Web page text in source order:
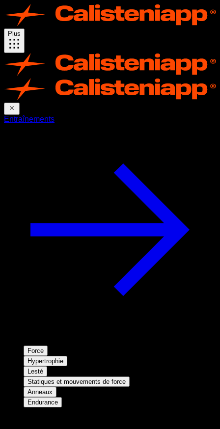
Plus
Entraînements
Force
Hypertrophie
Lesté
Statiques et mouvements de force
Anneaux
Endurance